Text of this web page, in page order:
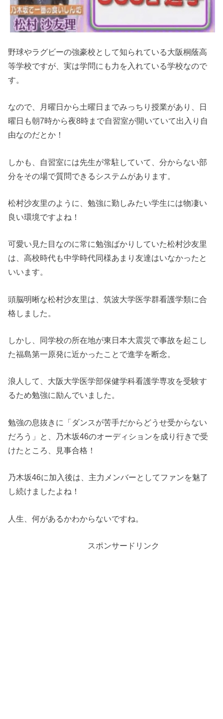
野球やラグビーの強豪校として知られている大阪桐蔭高
等学校ですが、実は学問にも力を入れている学校なので
す。
なので、月曜日から土曜日までみっちり授業があり、日
曜日も朝7時から夜8時まで自習室が開いていて出入り自
由なのだとか！
しかも、自習室には先生が常駐していて、分からない部
分をその場で質問できるシステムがあります。
松村沙友里のように、勉強に勤しみたい学生には物凄い
良い環境ですよね！
可愛い見た目なのに常に勉強ばかりしていた松村沙友里
は、高校時代も中学時代同様あまり友達はいなかったと
いいます。
頭脳明晰な松村沙友里は、筑波大学医学群看護学類に合
格しました。
しかし、同学校の所在地が東日本大震災で事故を起こし
た福島第一原発に近かったことで進学を断念。
浪人して、大阪大学医学部保健学科看護学専攻を受験す
るため勉強に励んでいました。
勉強の息抜きに「ダンスが苦手だからどうせ受からない
だろう」と、乃木坂46のオーディションを成り行きで受
けたところ、見事合格！
乃木坂46に加入後は、主力メンバーとしてファンを魅了
し続けましたよね！
人生、何があるかわからないですね。
スポンサードリンク